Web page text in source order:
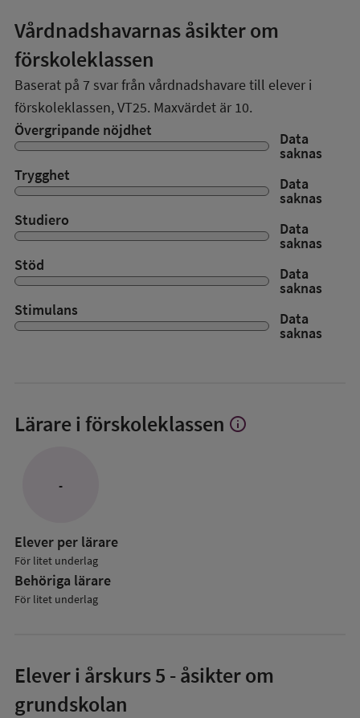
Vårdnadshavarnas åsikter om
förskoleklassen
Baserat på 7 svar från vårdnadshavare till elever i
förskoleklassen,VT25. Maxvärdet är 10.
Övergripande nöjdhet
Data
saknas
Trygghet
Data
saknas
Studiero
Data
saknas
Stöd
Data
saknas
Stimulans
Data
saknas
Lärare i förskoleklassen Visa
info
-
Elever per lärare
För litet underlag
Behöriga lärare
För litet underlag
Elever i årskurs 5 - åsikter om
grundskolan